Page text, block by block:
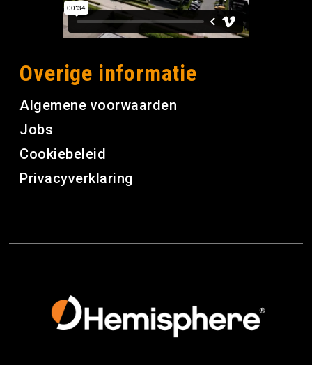
Overige informatie
Algemene voorwaarden
Jobs
Cookiebeleid
Privacyverklaring